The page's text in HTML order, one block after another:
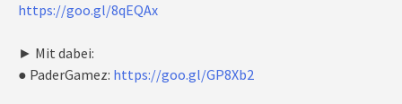
https://goo.gl/8qEQAx
► Mit dabei:
● PaderGamez: https://goo.gl/GP8Xb2